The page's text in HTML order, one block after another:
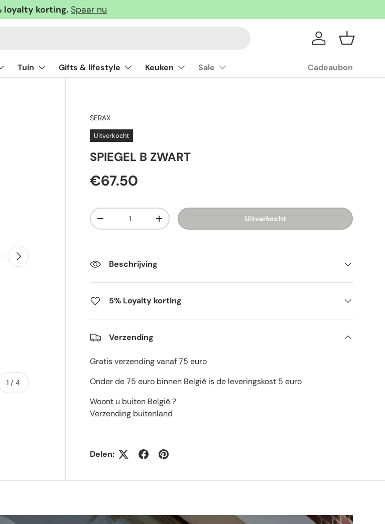
loyalty korting. Spaar nu
InloggenMandje
Tuin Gifts & lifestyle Keuken Sale Cadeaubon
1 /van
4
Volgende
SERAX
Uitverkocht
SPIEGEL B ZWART
€67.50
Aantal
-
+ Uitverkocht
Beschrijving
5% Loyalty korting
Verzending
Gratis verzending vanaf 75 euro
Onder de 75 euro binnen België is de leveringskost 5 euro
Woont u buiten België ?
Verzending buitenland
Delen: